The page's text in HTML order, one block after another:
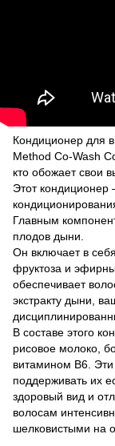
Кондиционер для
Method Co-Wash
кто обожает свои
Этот кондиционер
Главным
плодов дыни.
Он включает в
фруктоза и
обеспечивает
экстракту дыни,
В составе этого
рисовое молоко,
витамином В6.
поддерживать их
здоровый вид и
волосам
шелковистыми на